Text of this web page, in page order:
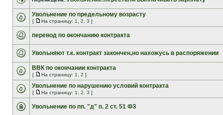
Увольнение по предельному возрасту
[ На страницу: 1 2 3 ]
перевод по окончанию контракта
Увольняют т.к. контракт закончен,но нахожусь в распоряжении
ВВК по окончании контракта
[ На страницу: 1 2 ]
Увольнение по нарушению условий контракта
[ На страницу: 1 2 3 ]
Увольнение по пп. "д" п. 2 ст. 51 ФЗ